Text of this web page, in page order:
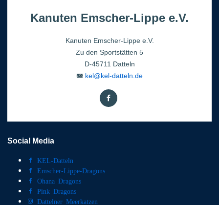
Kanuten Emscher-Lippe e.V.
Kanuten Emscher-Lippe e.V.
Zu den Sportstätten 5
D-45711 Datteln
kel@kel-datteln.de
Social Media
KEL-Datteln
Emscher-Lippe-Dragons
Ohana Dragons
Pink Dragons
Dattelner Meerkatzen